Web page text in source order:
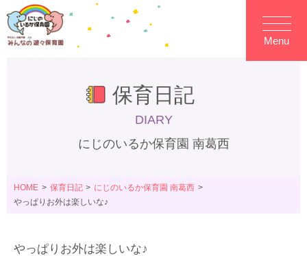
Menu
保育日記
DIARY
にじのいるか保育園 南葛西
HOME 保育日記
にじのいるか保育園 南葛西
やっぱりお外は楽しいな♪
やっぱりお外は楽しいな♪